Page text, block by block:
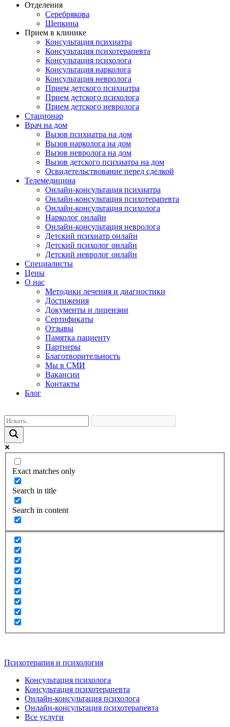
Отделения
Серебрякова
Щепкина
Прием в клинике
Консультация психиатра
Консультация психотерапевта
Консультация психолога
Консультация нарколога
Консультация невролога
Прием детского психиатра
Прием детского психолога
Прием детского невролога
Стационар
Врач на дом
Вызов психиатра на дом
Вызов нарколога на дом
Вызов невролога на дом
Вызов детского психиатра на дом
Освидетельствование перед сделкой
Телемедицина
Онлайн-консультация психиатра
Онлайн-консультация психотерапевта
Онлайн-консультация психолога
Нарколог онлайн
Онлайн-консультация невролога
Детский психиатр онлайн
Детский психолог онлайн
Детский невролог онлайн
Специалисты
Цены
О нас
Методики лечения и диагностики
Достижения
Документы и лицензии
Сертификаты
Отзывы
Памятка пациенту
Партнеры
Благотворительность
Мы в СМИ
Вакансии
Контакты
Блог
Exact matches only
Search in title
Search in content
Психотерапия и психология
Консультация психолога
Консультация психотерапевта
Онлайн-консультация психолога
Онлайн-консультация психотерапевта
Все услуги